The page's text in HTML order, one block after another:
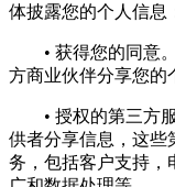
体披露您的个人信息
• 获得您的同意。
方商业伙伴分享您的
• 授权的第三方服
供者分享信息，这些
务，包括客户支持，